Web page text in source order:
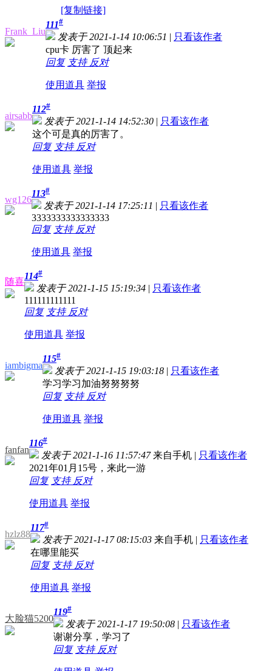
[复制链接]
Frank_Liu
111#
发表于 2021-1-14 10:06:51 | 只看该作者
cpu卡 厉害了 顶起来
回复 支持 反对
使用道具 举报
airsabb
112#
发表于 2021-1-14 14:52:30 | 只看该作者
这个可是真的厉害了。
回复 支持 反对
使用道具 举报
wg126
113#
发表于 2021-1-14 17:25:11 | 只看该作者
3333333333333333
回复 支持 反对
使用道具 举报
随喜
114#
发表于 2021-1-15 15:19:34 | 只看该作者
111111111111
回复 支持 反对
使用道具 举报
iambigma
115#
发表于 2021-1-15 19:03:18 | 只看该作者
学习学习加油努努努努
回复 支持 反对
使用道具 举报
fanfan
116#
发表于 2021-1-16 11:57:47 来自手机 | 只看该作者
2021年01月15号，来此一游
回复 支持 反对
使用道具 举报
hzlz88
117#
发表于 2021-1-17 08:15:03 来自手机 | 只看该作者
在哪里能买
回复 支持 反对
使用道具 举报
大脸猫5200
119#
发表于 2021-1-17 19:50:08 | 只看该作者
谢谢分享，学习了
回复 支持 反对